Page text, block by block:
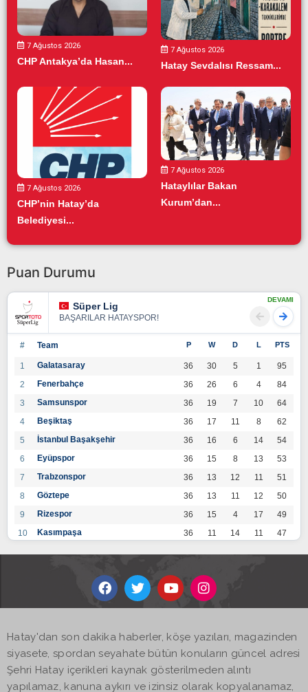
7 Ağustos 2026
CHP Antakya’da Hasan...
7 Ağustos 2026
Hatay Sevdalısı Ressam...
7 Ağustos 2026
CHP’nin Hatay’da
Belediyesi...
7 Ağustos 2026
Hataylılar Bakan
Kurum’dan...
Puan Durumu
Süper Lig
BAŞARILAR HATAYSPOR!
DEVAMI
# Team P W D L PTS
1 Galatasaray 36 30 5 1
95
2
Fenerbahçe 36 26 6 4
84
3
Samsunspor 36 19 7 10
64
4
Beşiktaş 36 17 11 8
62
5
İstanbul Başakşehir 36 16 6 14
54
6
Eyüpspor 36 15 8 13
53
7
Trabzonspor 36 13 12 11
51
8
Göztepe 36 13 11 12
50
9
Rizespor 36 15 4 17
49
10
Kasımpaşa 36 11 14 11
47
36 12
14
Kayserispor 36 11 12 13
45
BB Bodrumspor 17
Sivasspor
Hatayspor 36
Hatay'dan son dakika haberler, köşe yazıları, magazinden
siyasete, spordan seyahate bütün konuların güncel adresi
Şehri Hatay içerikleri kaynak gösterilmeden alıntı
yapılamaz, kanuna aykırı ve izinsiz olarak kopyalanamaz,